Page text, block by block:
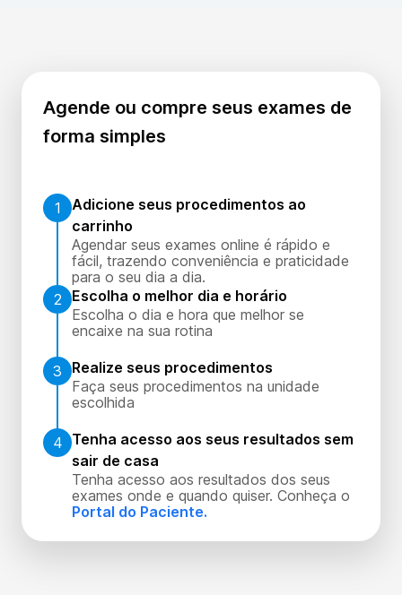
Agende ou compre seus exames de
forma simples
1
Adicione seus procedimentos ao
carrinho
Agendar seus exames online é rápido e
fácil, trazendo conveniência e praticidade
para o seu dia a dia.
2
Escolha o melhor dia e horário
Escolha o dia e hora que melhor se
encaixe na sua rotina
3
Realize seus procedimentos
Faça seus procedimentos na unidade
escolhida
4 Tenha acesso aos seus resultados sem
sair de casa
Tenha acesso aos resultados dos seus
exames onde e quando quiser. Conheça o
Portal do Paciente.